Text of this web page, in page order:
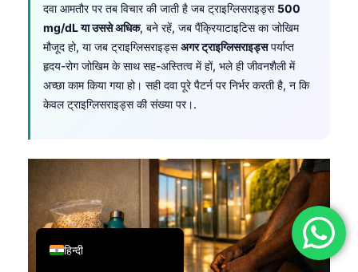
दवा आमतौर पर तब विचार की जाती है जब ट्राइग्लिसराइड्स 500
mg/dL या उससे अधिक, बने रहें, जब पैंक्रियाटाइटिस का जोखिम
मौजूद हो, या जब ट्राइग्लिसराइड्सअगर ट्राइग्लिसराइड्सपर्याप्त
हृदय-रोग जोखिम के साथ सह-अस्तित्व में हों, भले ही जीवनशैली में
अच्छा काम किया गया हो। सही दवा पूरे पैटर्न पर निर्भर करती है, न कि
केवल ट्राइग्लिसराइड्स की संख्या पर।.
हिन्दी
English
Deutsch
Italiano
Español
Português
Ελληνικά